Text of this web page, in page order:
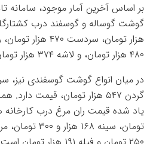
بر اساس آخرین آمار موجود، سامانه
۴۸۰ هزار تومان، و لاشه ۳۷۴ هزار تومان اعلام شده است.
گردن ۵۴۷ هزار تومان، قیمت